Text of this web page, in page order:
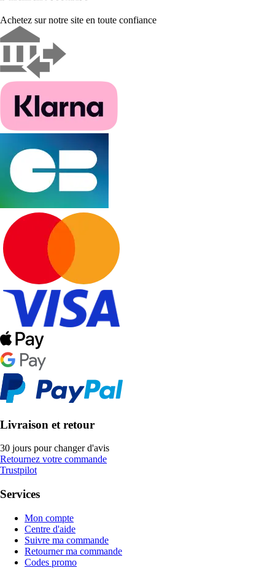
Achetez sur notre site en toute confiance
Livraison et retour
30 jours pour changer d'avis
Retournez votre commande
Trustpilot
Services
Mon compte
Centre d'aide
Suivre ma commande
Retourner ma commande
Codes promo